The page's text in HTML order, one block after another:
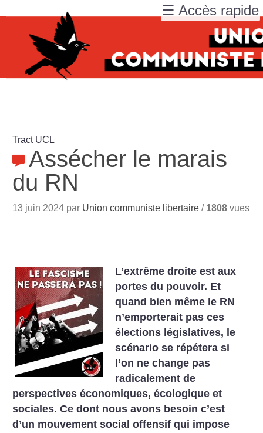
Tract UCL
Assécher le marais
du RN
13 juin 2024 par Union communiste libertaire / 1808 vues
L’extrême droite est aux
portes du pouvoir. Et
quand bien même le RN
n’emporterait pas ces
élections législatives, le
scénario se répétera si
l’on ne change pas
radicalement de
perspectives économiques, écologique et
sociales. Ce dont nous avons besoin c’est
d’un mouvement social offensif qui impose
☰ Accès rapide